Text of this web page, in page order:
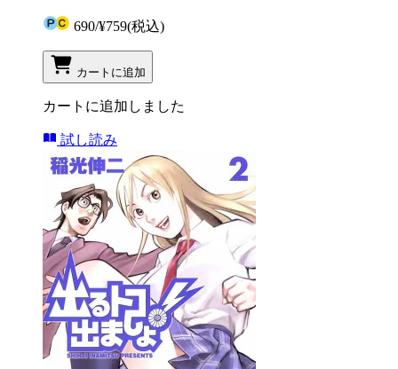
690/¥759(税込)
カートに追加
カートに追加しました
試し読み